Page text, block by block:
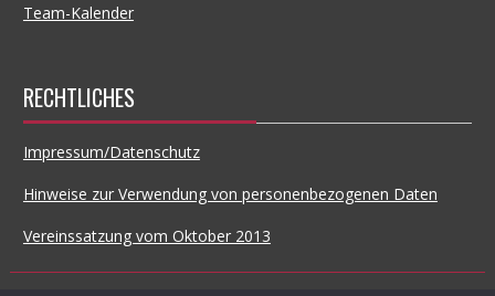
Team-Kalender
RECHTLICHES
Impressum/Datenschutz
Hinweise zur Verwendung von personenbezogenen Daten
Vereinssatzung vom Oktober 2013